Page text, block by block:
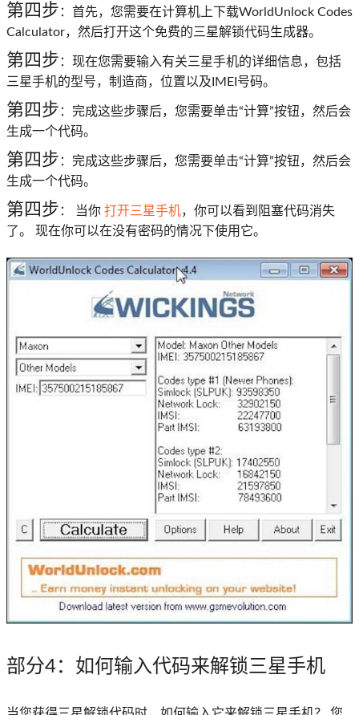
第四步 ：首先，您需要在计算机上下载WorldUnlock Codes
Calculator，然后打开这个免费的三星解锁代码生成器。
第四步 ：现在您需要输入有关三星手机的详细信息，包括
三星手机的型号，制造商，位置以及IMEI号码。
第四步 ：完成这些步骤后，您需要单击“计算”按钮，然后会
生成一个代码。
第四步 ：完成这些步骤后，您需要单击“计算”按钮，然后会
生成一个代码。
第四步 ： 当你 打开三星手机，你可以看到阻塞代码消失
了。 现在你可以在没有密码的情况下使用它。
部分4：如何输入代码来解锁三星手机